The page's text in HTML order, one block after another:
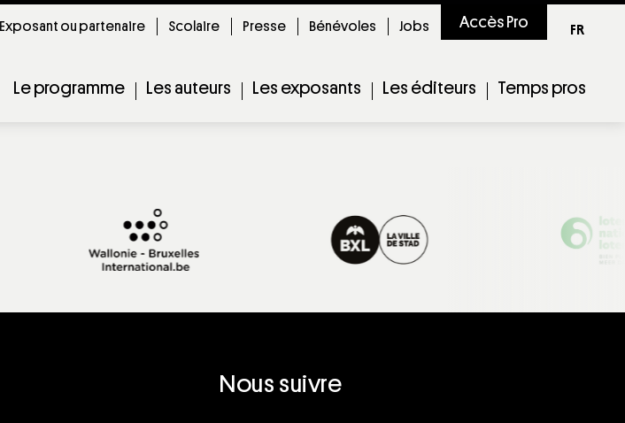
Exposant ou partenaire Scolaire Presse Bénévoles Jobs Accès Pro
FR
Le programme Les auteurs Les exposants Les éditeurs Temps pros
Nous suivre